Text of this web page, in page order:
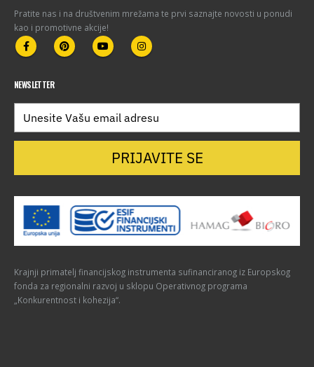
Pratite nas i na društvenim mrežama te prvi saznajte novosti u ponudi
kao i promotivne akcije!
NEWSLETTER
PRIJAVITE SE
Krajnji primatelj financijskog instrumenta sufinanciranog iz Europskog
fonda za regionalni razvoj u sklopu Operativnog programa
„Konkurentnost i kohezija“.